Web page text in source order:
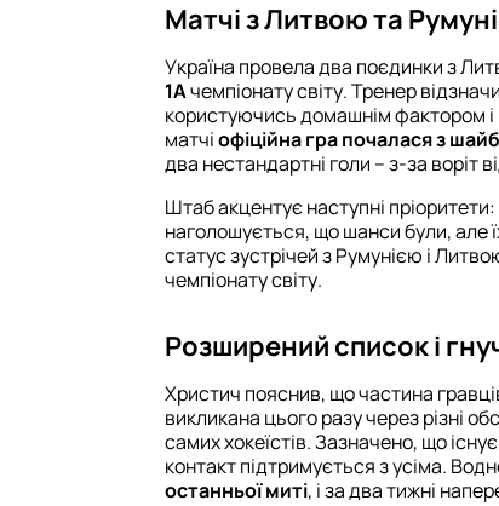
Матчі з Литвою та
Україна провела два поєдинки з
1Ачемпіонату світу. Тренер
користуючись домашнім фактором
матчіофіційна гра почалася з
два нестандартні голи – з-за воріт
Штаб акцентує наступні пріоритети:
наголошується, що шанси були, але
статус зустрічей з Румунією і
чемпіонату світу.
Розширений список і
Христич пояснив, що частина
викликана цього разу через різні
самих хокеїстів. Зазначено, що існує
контакт підтримується з усіма.
останньої миті, і за два тижні